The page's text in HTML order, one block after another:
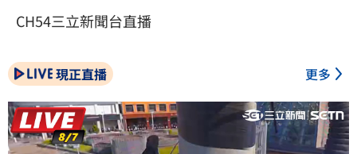
CH54三立新聞台直播
現正直播 更多